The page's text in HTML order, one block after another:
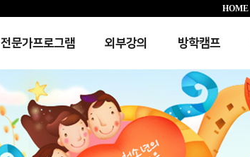
HOME
전문가프로그램 외부강의 방학캠프